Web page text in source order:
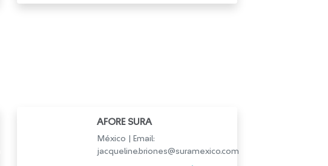
AFORE SURA
México | Email:
jacqueline.briones@suramexico.com